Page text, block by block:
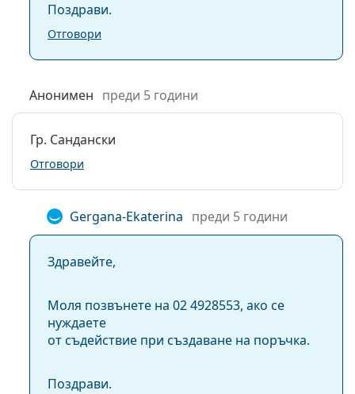
Поздрави.
Отговори
Анонимен преди 5 години
Гр. Сандански
Отговори
Gergana-Ekaterina преди 5 години
Здравейте,
Моля позвънете на 02 4928553, ако се
нуждаете
от съдействие при създаване на поръчка.
Поздрави.